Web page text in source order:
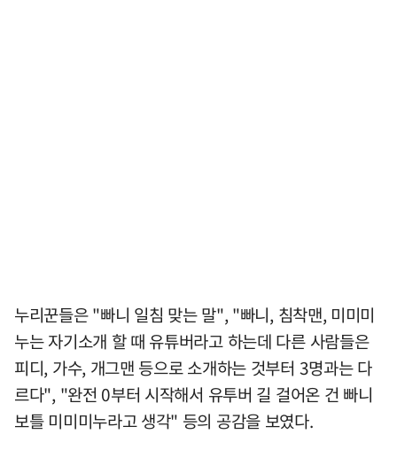
누리꾼들은 "빠니 일침 맞는 말", "빠니, 침착맨, 미미미
누는 자기소개 할 때 유튜버라고 하는데 다른 사람들은
피디, 가수, 개그맨 등으로 소개하는 것부터 3명과는 다
르다", "완전 0부터 시작해서 유투버 길 걸어온 건 빠니
보틀 미미미누라고 생각" 등의 공감을 보였다.